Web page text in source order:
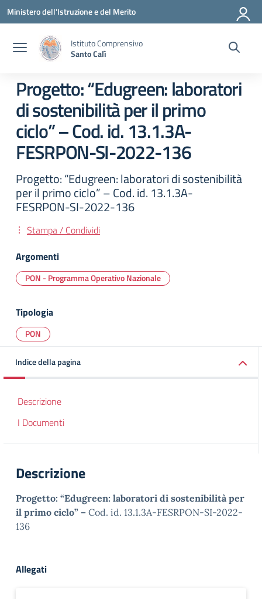
Vai ai contenuti
Vai al menu di navigazione
Vai al footer
Ministero dell'Istruzione e del Merito
Istituto Comprensivo
Santo Calì
Progetto: “Edugreen: laboratori
di sostenibilità per il primo
ciclo” – Cod. id. 13.1.3A-
FESRPON-SI-2022-136
Progetto: “Edugreen: laboratori di sostenibilità
per il primo ciclo” – Cod. id. 13.1.3A-
FESRPON-SI-2022-136
Stampa / Condividi
Argomenti
PON - Programma Operativo Nazionale
Tipologia
PON
Indice della pagina
Descrizione
I Documenti
Descrizione
Progetto: “Edugreen: laboratori di sostenibilità per
il primo ciclo” – Cod. id. 13.1.3A-FESRPON-SI-2022-
136
Allegati